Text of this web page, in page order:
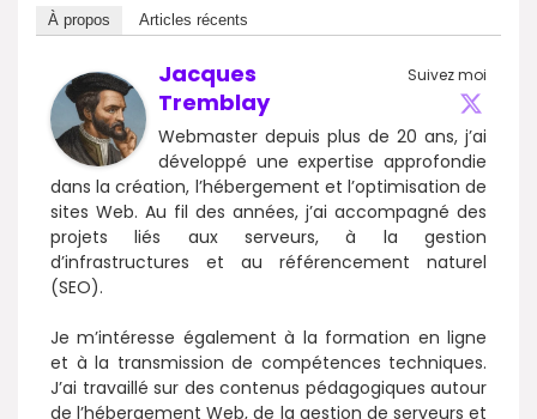
À propos Articles récents
Suivez moi
Jacques
Tremblay
Webmaster depuis plus de 20 ans, j’ai
développé une expertise approfondie
dans la création, l’hébergement et l’optimisation de
sites Web. Au fil des années, j’ai accompagné des
projets liés aux serveurs, à la gestion
d’infrastructures et au référencement naturel
(SEO).
Je m’intéresse également à la formation en ligne
et à la transmission de compétences techniques.
J’ai travaillé sur des contenus pédagogiques autour
de l’hébergement Web, de la gestion de serveurs et